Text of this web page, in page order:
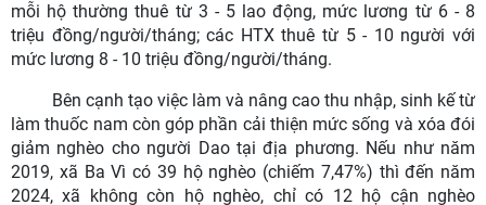
mỗi hộ thường thuê từ 3 - 5 lao động, mức lương từ 6 - 8
triệu đồng/người/tháng; các HTX thuê từ 5 - 10 người với
mức lương 8 - 10 triệu đồng/người/tháng.
Bên cạnh tạo việc làm và nâng cao thu nhập, sinh kế từ
làm thuốc nam còn góp phần cải thiện mức sống và xóa đói
giảm nghèo cho người Dao tại địa phương. Nếu như năm
2019, xã Ba Vì có 39 hộ nghèo (chiếm 7,47%) thì đến năm
2024, xã không còn hộ nghèo, chỉ có 12 hộ cận nghèo